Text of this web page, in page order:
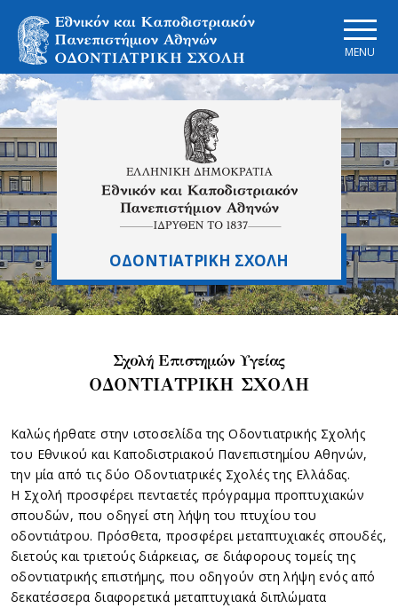
MENU
ΟΔΟΝΤΙΑΤΡΙΚΗ ΣΧΟΛΗ
Σχολή Επιστημών Υγείας
ΟΔΟΝΤΙΑΤΡΙΚΗ ΣΧΟΛΗ
Καλώς ήρθατε στην ιστοσελίδα της Οδοντιατρικής Σχολής
του Εθνικού και Καποδιστριακού Πανεπιστημίου Αθηνών,
την μία από τις δύο Οδοντιατρικές Σχολές της Ελλάδας.
Η Σχολή προσφέρει πενταετές πρόγραμμα προπτυχιακών
σπουδών, που οδηγεί στη λήψη του πτυχίου του
οδοντιάτρου. Πρόσθετα, προσφέρει μεταπτυχιακές σπουδές,
διετούς και τριετούς διάρκειας, σε διάφορους τομείς της
οδοντιατρικής επιστήμης, που οδηγούν στη λήψη ενός από
δεκατέσσερα διαφορετικά μεταπτυχιακά διπλώματα